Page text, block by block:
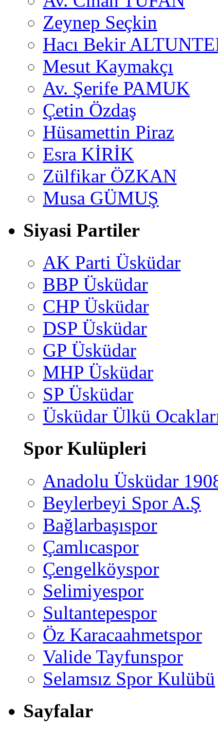
Zeynep Seçkin
Hacı Bekir
Mesut Kaymakçı
Av. Şerife PAMUK
Çetin Özdaş
Hüsamettin Piraz
Esra KİRİK
Zülfikar ÖZKAN
Musa GÜMUŞ
Siyasi Partiler
AK Parti Üsküdar
BBP Üsküdar
CHP Üsküdar
DSP Üsküdar
GP Üsküdar
MHP Üsküdar
SP Üsküdar
Üsküdar Ülkü
Spor Kulüpleri
Anadolu Üsküdar
Beylerbeyi Spor A.Ş
Bağlarbaşıspor
Çamlıcaspor
Çengelköyspor
Selimiyespor
Sultantepespor
Öz Karacaahmetspor
Valide Tayfunspor
Selamsız Spor Kulübü
Sayfalar